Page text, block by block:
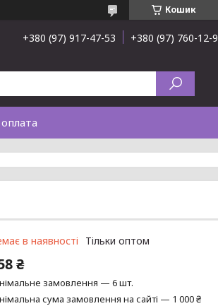
Кошик
+380 (97) 917-47-53 +380 (97) 760-12-
в наявності Тільки оптом
₴
замовлення — 6 шт.
сума замовлення на сайті — 1 000 ₴